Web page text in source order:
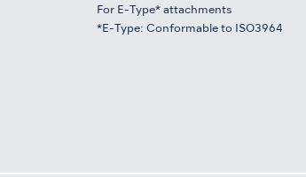
For E-Type* attachments
*E-Type: Conformable to ISO3964